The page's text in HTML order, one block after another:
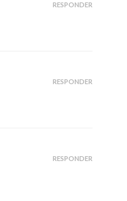
RESPONDER
RESPONDER
RESPONDER